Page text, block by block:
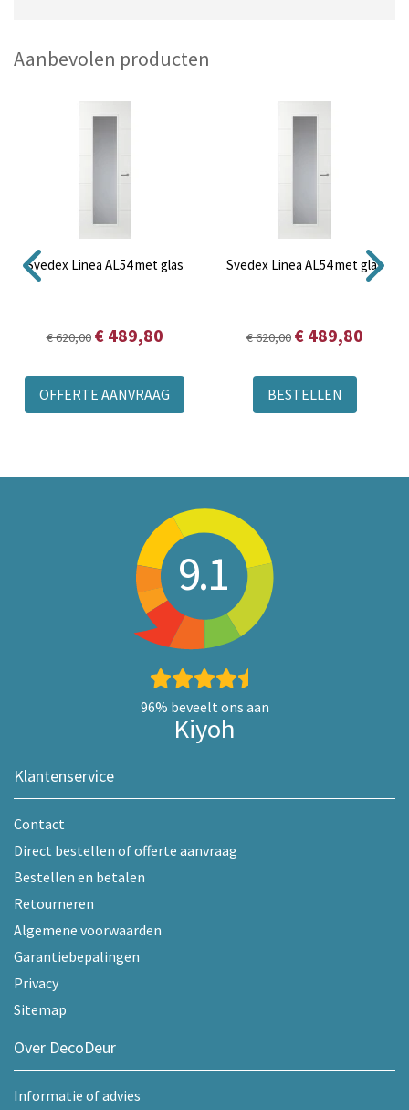
Aanbevolen producten
Svedex Linea AL54 met glas
€ 620,00 € 489,80
OFFERTE AANVRAAG
Svedex Linea AL54 met glas
€ 620,00 € 489,80
BESTELLEN
9.1
96% beveelt ons aan
Kiyoh
Klantenservice
Contact
Direct bestellen of offerte aanvraag
Bestellen en betalen
Retourneren
Algemene voorwaarden
Garantiebepalingen
Privacy
Sitemap
Over DecoDeur
Informatie of advies